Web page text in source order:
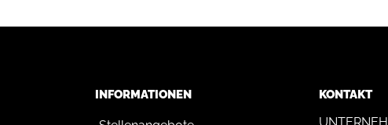
INFORMATIONEN KONTAKT